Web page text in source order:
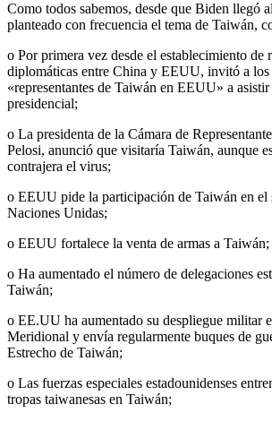
Como todos sabemos, desde que Biden llegó
planteado con frecuencia el tema de Taiwán,
o Por primera vez desde el establecimiento de
diplomáticas entre China y EEUU, invitó a los
«representantes de Taiwán en EEUU» a
presidencial;
o La presidenta de la Cámara de
Pelosi, anunció que visitaría Taiwán, aunque
contrajera el virus;
o EEUU pide la participación de Taiwán en el
Naciones Unidas;
o EEUU fortalece la venta de armas a Taiwán;
o Ha aumentado el número de delegaciones
Taiwán;
o EE.UU ha aumentado su despliegue militar
Meridional y envía regularmente buques de
Estrecho de Taiwán;
o Las fuerzas especiales estadounidenses
tropas taiwanesas en Taiwán;